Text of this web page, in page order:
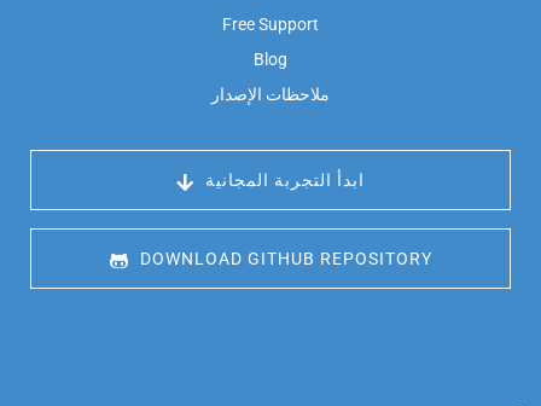
Free Support
Blog
ملاحظات الإصدار
ابدأ التجربة المجانية
DOWNLOAD GITHUB REPOSITORY